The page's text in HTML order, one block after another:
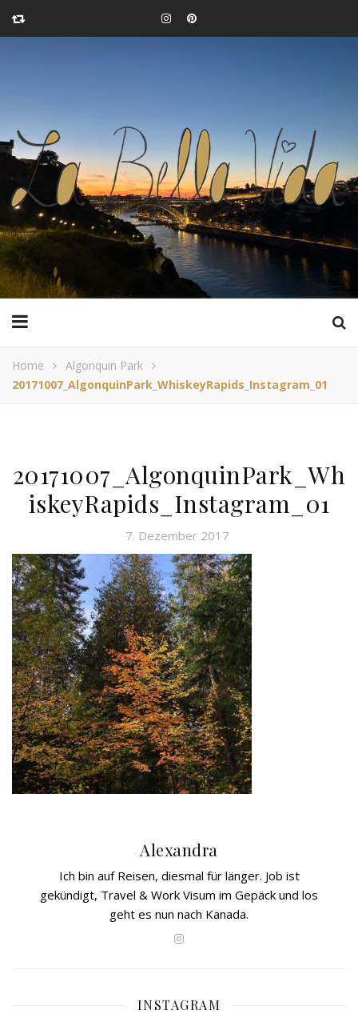
Home
Algonquin Park
20171007_AlgonquinPark_WhiskeyRapids_Instagram_01
20171007_AlgonquinPark_Wh
iskeyRapids_Instagram_01
7. Dezember 2017
Alexandra
Ich bin auf Reisen, diesmal für länger. Job ist
gekündigt, Travel & Work Visum im Gepäck und los
geht es nun nach Kanada.
INSTAGRAM